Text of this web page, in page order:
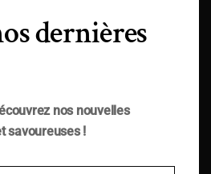
dernières
nos nouvelles
savoureuses !